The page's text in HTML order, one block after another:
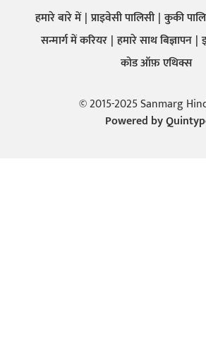
हमारे बारे में प्राइवेसी पालिसी कुकी
सन्मार्ग में करियर हमारे साथ बिज्ञापन
कोड ऑफ़ एथिक्स
© 2015-2025 Sanmarg
Powered by